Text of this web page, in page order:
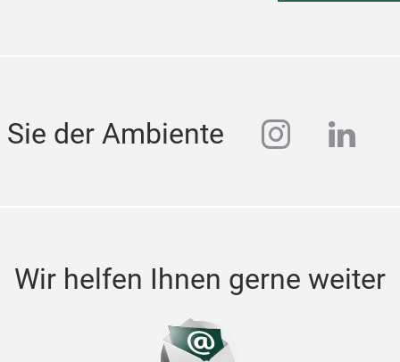
der Ambiente
Wir helfen Ihnen gerne weiter